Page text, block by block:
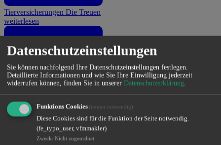
Tierversicherungen Die Treuen
weiterlesen
PhotovoltaikversicherungDie Nachhaltige
weiterlesen
Datenschutzeinstellungen
Sie können nachfolgend Ihre Datenschutzeinstellungen festlegen.
Detaillierte Informationen und wie Sie Ihre Einwilligung jederzeit
widerrufen können, finden Sie in unserer Datenschutzerklärung.
Funktions Cookies (immer notwendig)
Diese Cookies sind für die Funktion der Seite notwendig.
(fe_typo_user, vfmmakler)
Zweck: Nicht zugeordnet